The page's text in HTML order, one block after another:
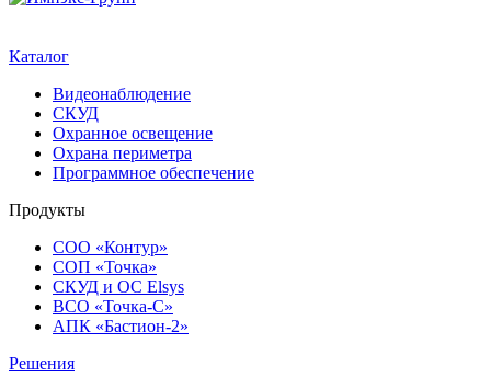
Каталог
Видеонаблюдение
СКУД
Охранное освещение
Охрана периметра
Программное обеспечение
Продукты
СОО «Контур»
СОП «Точка»
СКУД и ОС Elsys
ВСО «Точка-С»
АПК «Бастион-2»
Решения